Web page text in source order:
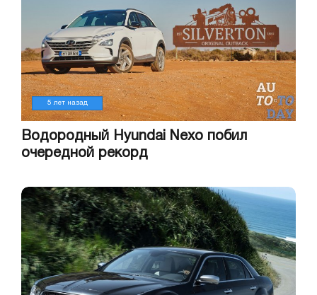
5 лет назад
Водородный Hyundai Nexo побил
очередной рекорд